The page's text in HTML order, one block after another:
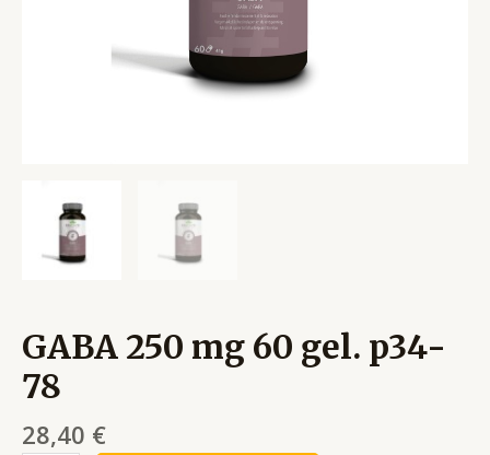
GABA 250 mg 60 gel. p34-
78
28,40 €